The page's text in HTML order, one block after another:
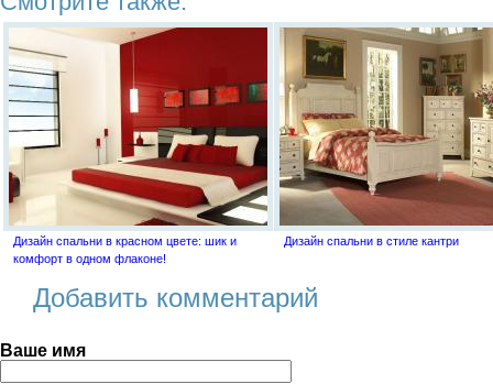
Дизайн спальни в стиле кантри
Дизайн спальни в красном цвете: шик и
комфорт в одном флаконе!
Добавить комментарий
Ваше имя